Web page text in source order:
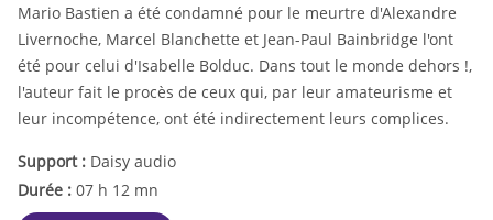
Mario Bastien a été condamné pour le meurtre d'Alexandre
Livernoche, Marcel Blanchette et Jean-Paul Bainbridge l'ont
été pour celui d'Isabelle Bolduc. Dans tout le monde dehors !,
l'auteur fait le procès de ceux qui, par leur amateurisme et
leur incompétence, ont été indirectement leurs complices.
Support : Daisy audio
Durée : 07 h 12 mn